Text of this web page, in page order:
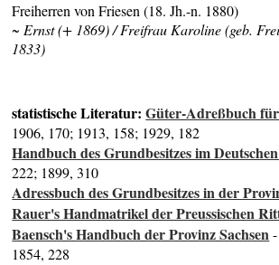
Freiherren von Friesen (18. Jh.-n. 1880)
~Ernst (+ 1869) /Freifrau Karoline (geb.
1833)
statistische Literatur:Güter-Adreßbuch
1906, 170; 1913, 158; 1929, 182
Handbuch des Grundbesitzes im
222; 1899, 310
Adressbuch des Grundbesitzes in der
Rauer's Handmatrikel der Preussischen
Baensch's Handbuch der Provinz Sachsen
1854, 228